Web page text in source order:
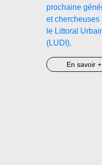
prochaine
et chercheuses
le Littoral
(LUDI).
En savoir +